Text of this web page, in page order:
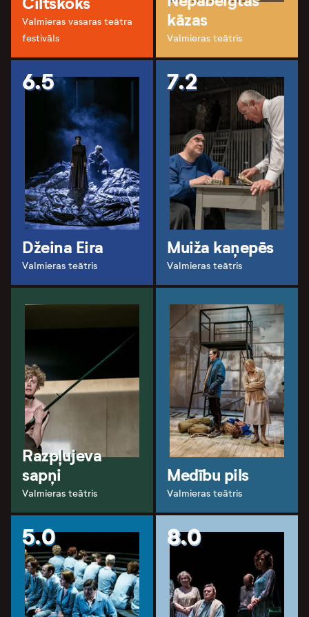
Valmieras vasaras teātra
festivāls
kāzas
Valmieras teātris
6.5
Džeina Eira
Valmieras teātris
7.2
Muiža kaņepēs
Valmieras teātris
Razpļujeva
sapņi
Valmieras teātris
Medību pils
Valmieras teātris
5.0 8.0